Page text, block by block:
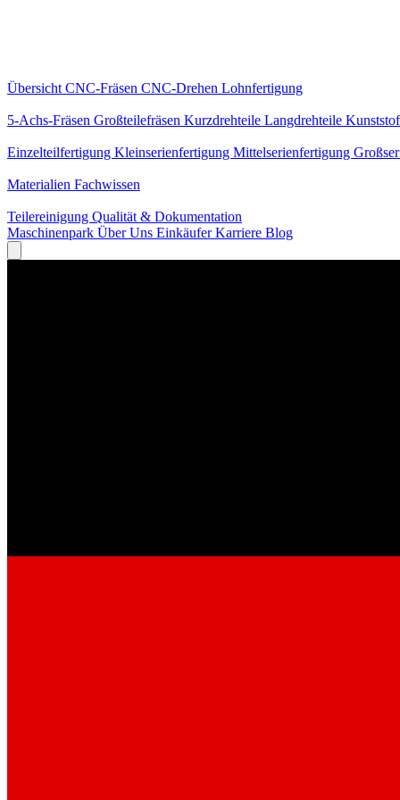
Übersicht CNC-Fräsen CNC-Drehen Lohnfertigung
5-Achs-Fräsen Großteilefräsen Kurzdrehteile Langdrehteile
Einzelteilfertigung Kleinserienfertigung Mittelserienfertigung
Materialien Fachwissen
Teilereinigung Qualität & Dokumentation
Maschinenpark Über Uns EinkäuferKarriere Blog